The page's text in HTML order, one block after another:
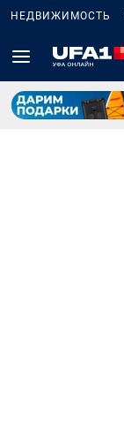
НЕДВИЖИМОСТЬ